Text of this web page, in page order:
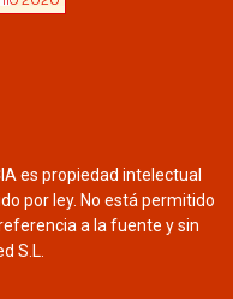
es propiedad intelectual
por ley. No está permitido
a la fuente y sin
S.L.